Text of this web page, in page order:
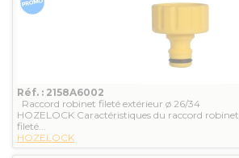
Réf. : 2158A6002
Raccord robinet fileté extérieur ø 26/34
HOZELOCK Caractéristiques du raccord robinet
fileté...
HOZELOCK